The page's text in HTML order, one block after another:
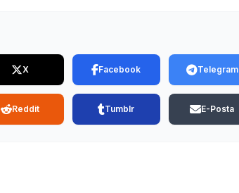
X Facebook Telegram
Reddit Tumblr E-Posta